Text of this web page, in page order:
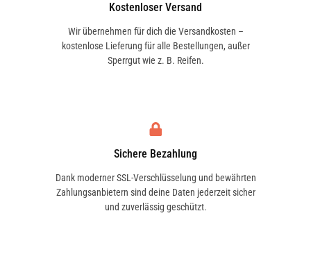
1.5 (NCP13_, NCP13R) | 110 KW / 150 PS | ab
03/2000 bis 07/2005
1.5 (NCP13_, NCP13R) | 78 KW / 106 PS | ab
Kostenloser Versand
Wir übernehmen für dich die Versandkosten –
kostenlose Lieferung für alle Bestellungen, außer
Sperrgut wie z. B. Reifen.
Sichere Bezahlung
Dank moderner SSL-Verschlüsselung und bewährten
Zahlungsanbietern sind deine Daten jederzeit sicher
und zuverlässig geschützt.